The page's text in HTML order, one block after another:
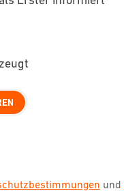
und